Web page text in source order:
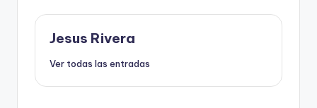
Jesus Rivera
Ver todas las entradas